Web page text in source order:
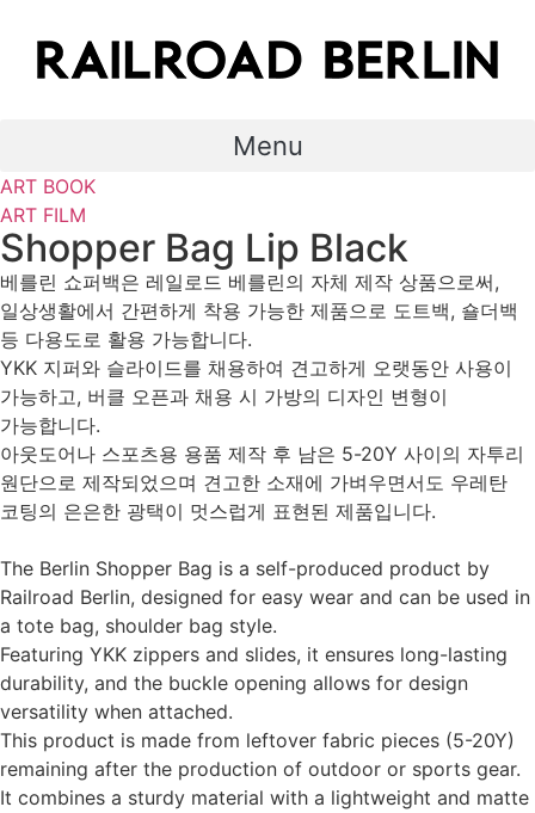
content
Menu
ART BOOK
ART FILM
Shopper Bag Lip Black
베를린 쇼퍼백은 레일로드 베를린의 자체 제작 상품으로써,
일상생활에서 간편하게 착용 가능한 제품으로 도트백, 숄더백
등 다용도로 활용 가능합니다.
YKK 지퍼와 슬라이드를 채용하여 견고하게 오랫동안 사용이
가능하고, 버클 오픈과 채용 시 가방의 디자인 변형이
가능합니다.
아웃도어나 스포츠용 용품 제작 후 남은 5-20Y 사이의 자투리
원단으로 제작되었으며 견고한 소재에 가벼우면서도 우레탄
코팅의 은은한 광택이 멋스럽게 표현된 제품입니다.
The Berlin Shopper Bag is a self-produced product by
Railroad Berlin, designed for easy wear and can be used in
a tote bag, shoulder bag style.
Featuring YKK zippers and slides, it ensures long-lasting
durability, and the buckle opening allows for design
versatility when attached.
This product is made from leftover fabric pieces (5-20Y)
remaining after the production of outdoor or sports gear.
It combines a sturdy material with a lightweight and matte